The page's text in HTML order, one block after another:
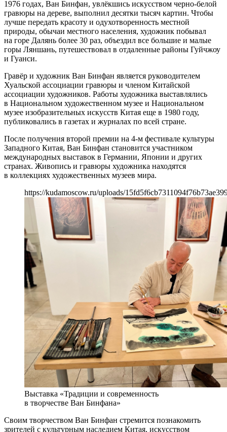
1976 годах, Ван Бинфан, увлёкшись искусством черно-белой
гравюры на дереве, выполнил десятки тысяч картин. Чтобы
лучше передать красоту и одухотворенность местной
природы, обычаи местного населения, художник побывал
на горе Далянь более 30 раз, объездил все большие и малые
горы Ляншань, путешествовал в отдаленные районы Гуйчжоу
и Гуанси.
Гравёр и художник Ван Бинфан является руководителем
Хуальской ассоциации гравюры и членом Китайской
ассоциации художников. Работы художника выставлялись
в Национальном художественном музее и Национальном
музее изобразительных искусств Китая еще в 1980 году,
публиковались в газетах и журналах по всей стране.
После получения второй премии на 4-м фестивале культуры
Западного Китая, Ван Бинфан становится участником
международных выставок в Германии, Японии и других
странах. Живопись и гравюры художника находятся
в коллекциях художественных музеев мира.
https://kudamoscow.ru/uploads/
Выставка «Традиции и современность
в творчестве Ван Бинфана»
Своим творчеством Ван Бинфан стремится познакомить
зрителей с культурным наследием Китая, искусством